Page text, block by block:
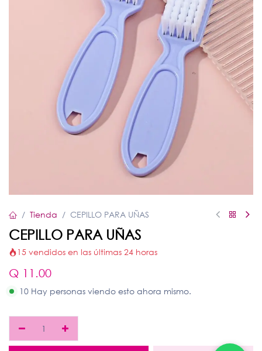
Tienda CEPILLO PARA UÑAS
CEPILLO PARA UÑAS
15 vendidos en las últimas 24 horas
Q 11.00
10 Hay personas viendo esto ahora mismo.